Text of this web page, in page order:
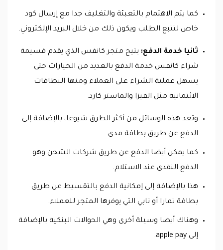
كما يتم الاهتمام بالتعبئة والتغليف جدا مع إرسال كود
خاص لتتبع الطلب ويكون ذلك من خلال البريد الإلكتروني.
ثانيا خدمة الدفع: يتيح متجر كانفس الذي يقدم قسيمة
شراء كانفس خدمة الدفع بالعديد من الخيارات حتى
يسهل عملية الشراء على العملاء ومنها البطاقات
الائتمانية مثل الفيزا والماستر كارد.
وتعد هذه الوسائل من أكثر الطرق شيوعا، بالإضافة إلى
الدفع عن طريق بطاقة مدى.
كما يمكن أيضا الدفع عن طريق شركات الشحن وهو
الدفع النقدي عند الاستلام.
هذا بالإضافة إلى إمكانية الدفع بالتقسيط عن طريق
بطاقة تمارا أو تابي التي يوفرها المتجر للعملاء.
وهناك أيضا وسيلة أخرى وهي الحوالات البنكية بالإضافة
إلى apple pay.